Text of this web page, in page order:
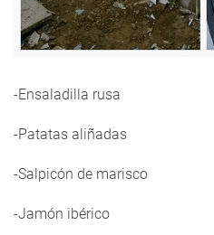
-Ensaladilla rusa
-Patatas aliñadas
-Salpicón de marisco
-Jamón ibérico